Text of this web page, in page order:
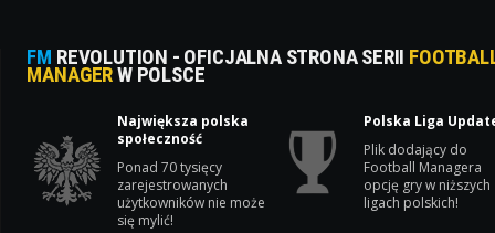
FM REVOLUTION - OFICJALNA STRONA SERII
MANAGERW POLSCE
Największa polska
społeczność
Ponad 70 tysięcy
zarejestrowanych
użytkowników nie może
się mylić!
Polska Liga
Plik dodający do
Football Managera
opcję gry w niższych
ligach polskich!